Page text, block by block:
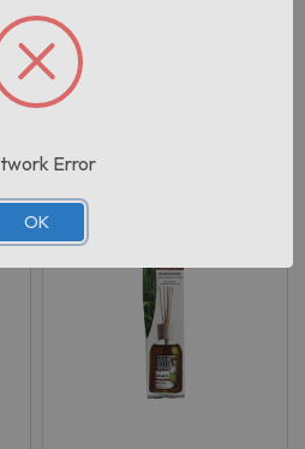
correlati
Error
OK